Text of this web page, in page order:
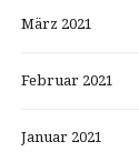
März 2021
Februar 2021
Januar 2021